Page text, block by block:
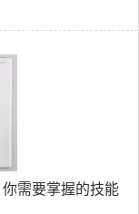
即为达到这些目的所
的...
需要掌握的技能